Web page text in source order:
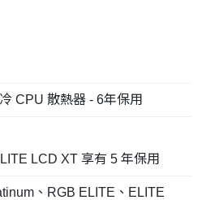
CPU 散熱器 - 6年保用
LCD XT 享有 5 年保用
、RGB ELITE、ELITE